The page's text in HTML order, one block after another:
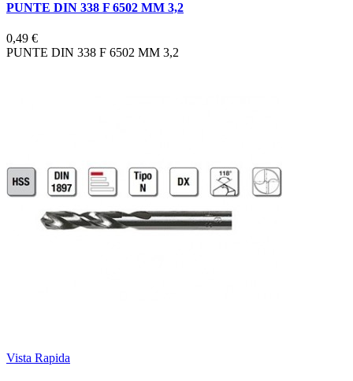
PUNTE DIN 338 F 6502 MM 3,2
0,49 €
PUNTE DIN 338 F 6502 MM 3,2
Vista Rapida